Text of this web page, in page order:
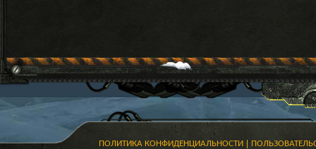
ПОЛИТИКА КОНФИДЕНЦИАЛЬНОСТИ